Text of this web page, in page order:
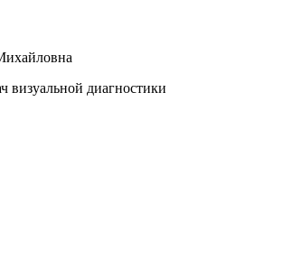
визуальной диагностики